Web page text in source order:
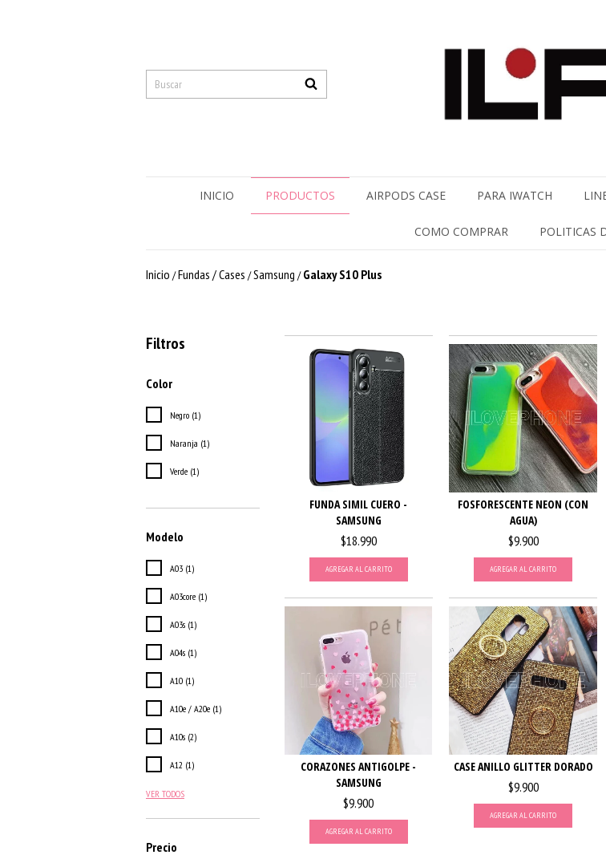
INICIO PRODUCTOS AIRPODS CASE PARA IWATCH
COMO COMPRAR POLITICAS
Inicio /Fundas / Cases /Samsung / Galaxy S10 Plus
Filtros
Color
Negro (1)
Naranja (1)
Verde (1)
Modelo
A03 (1)
A03core (1)
A03s (1)
A04s (1)
A10 (1)
A10e / A20e (1)
A10s (2)
A12 (1)
VER TODOS
Precio
FUNDA SIMIL CUERO -
SAMSUNG
$18.990
AGREGAR AL CARRITO
FOSFORESCENTE NEON (CON
AGUA)
$9.900
AGREGAR AL CARRITO
CORAZONES ANTIGOLPE -
SAMSUNG
$9.900
AGREGAR AL CARRITO
CASE ANILLO GLITTER DORADO
$9.900
AGREGAR AL CARRITO